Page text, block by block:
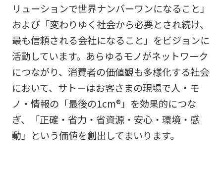
リューションで世界ナンバーワンになること」
および「変わりゆく社会から必要とされ続け、
最も信頼される会社になること」をビジョンに
活動しています。あらゆるモノがネットワーク
につながり、消費者の価値観も多様化する社会
において、サトーはお客さまの現場で人・モ
ノ・情報の「最後の1cm®」を効果的につな
ぎ、「正確・省力・省資源・安心・環境・感
動」という価値を創出してまいります。